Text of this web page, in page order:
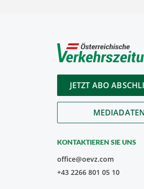
JETZT ABO
MEDIADATEN
KONTAKTIEREN SIE UNS
office@oevz.com
+43 2266 801 05 10